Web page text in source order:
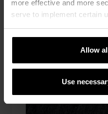
more effective and more
serve to implement certain
Allow
Use